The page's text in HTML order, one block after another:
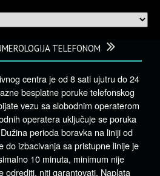
TELEFONOM
centra je od 8 sati ujutru do 24
besplatne poruke telefonskog
vezu sa slobodnim operaterom
operatera uključuje se poruka
perioda boravka na liniji od
do izbacivanja sa pristupne linije je
10 minuta, minimum nije
odrediti, niti garantovati. Naplata